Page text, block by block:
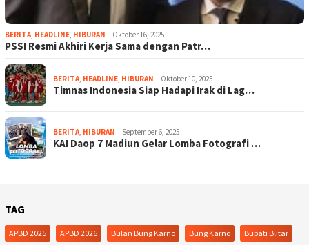
BERITA, HEADLINE, HIBURAN Oktober 16, 2025
PSSI Resmi Akhiri Kerja Sama dengan Patr…
BERITA, HEADLINE, HIBURAN Oktober 10, 2025
Timnas Indonesia Siap Hadapi Irak di Lag…
BERITA, HIBURAN September 6, 2025
KAI Daop 7 Madiun Gelar Lomba Fotografi …
TAG
APBD 2025 APBD 2026 Bulan Bung Karno Bung Karno Bupati Blitar